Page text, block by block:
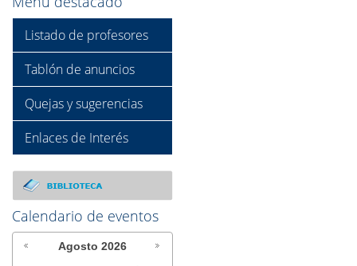
Listado de profesores
Tablón de anuncios
Quejas y sugerencias
Enlaces de Interés
Calendario de eventos
Agosto 2026